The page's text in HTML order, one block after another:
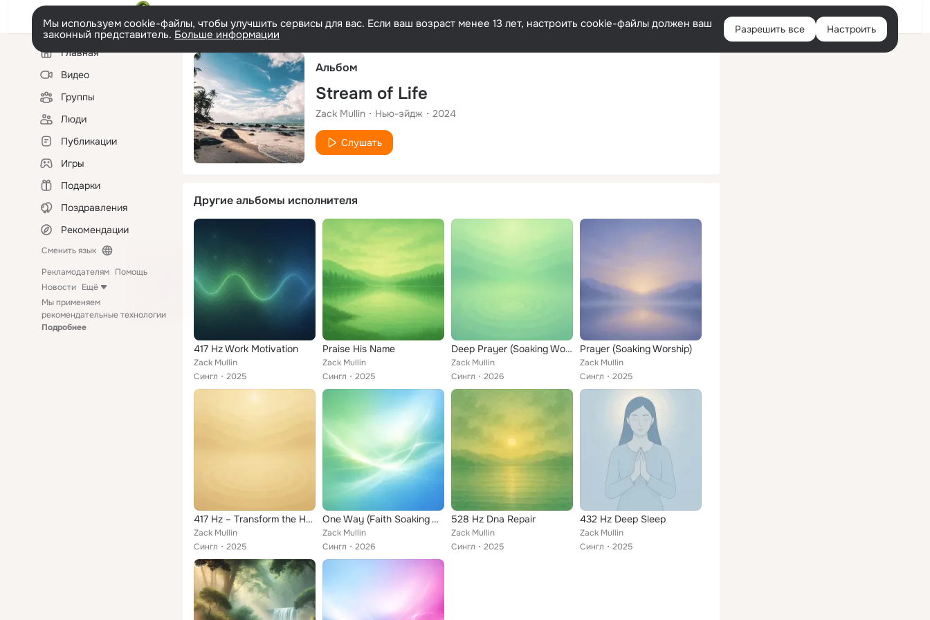
Русский Войти
Мы используем cookie-файлы, чтобы улучшить сервисы для вас. Если ваш возраст менее 13 лет, настроить cookie-файлы должен ваш
законный представитель. Больше информации Разрешить все Настроить
Левая
колонкаГлавная
Видео
Группы
Люди
Публикации
Игры
Подарки
Поздравления
Рекомендации
Сменить язык
Рекламодателям Помощь
Новости Ещё
Мы применяем
рекомендательные технологии
Подробнее
Альбом
Stream of Life
Zack Mullin Нью-эйдж 2024
Слушать
Другие альбомы исполнителя
417 Hz Work Motivation
Zack Mullin
Сингл
2025
Praise His Name
Zack Mullin
Сингл
2025
Deep Prayer (Soaking Worship)
Zack Mullin
Сингл
2026
Prayer (Soaking Worship)
Zack Mullin
Сингл
2025
417 Hz – Transform the Horizon
Zack Mullin
Сингл
2025
One Way (Faith Soaking Worship)
Zack Mullin
Сингл
2026
528 Hz Dna Repair
Zack Mullin
Сингл
2025
432 Hz Deep Sleep
Zack Mullin
Сингл
2025